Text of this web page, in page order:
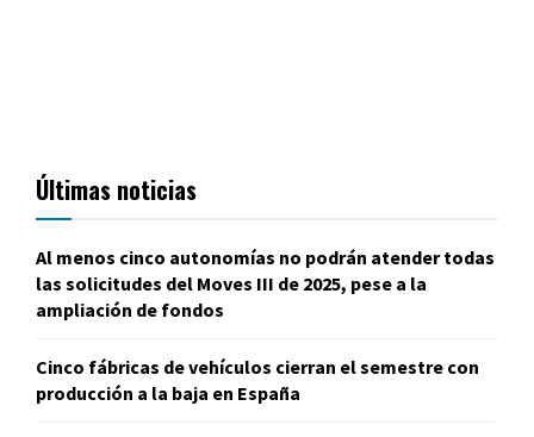
Últimas noticias
Al menos cinco autonomías no podrán atender todas
las solicitudes del Moves III de 2025, pese a la
ampliación de fondos
Cinco fábricas de vehículos cierran el semestre con
producción a la baja en España